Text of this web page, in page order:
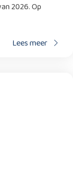
2026. Op
Lees meer